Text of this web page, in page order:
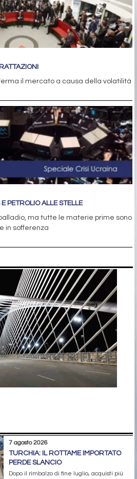
il mercato a causa della volatilità
PETROLIO ALLE STELLE
ma tutte le materie prime sono
in sofferenza
7 agosto 2026
TURCHIA: IL ROTTAME IMPORTATO
PERDE SLANCIO
Dopo il rimbalzo di fine luglio, acquisti più